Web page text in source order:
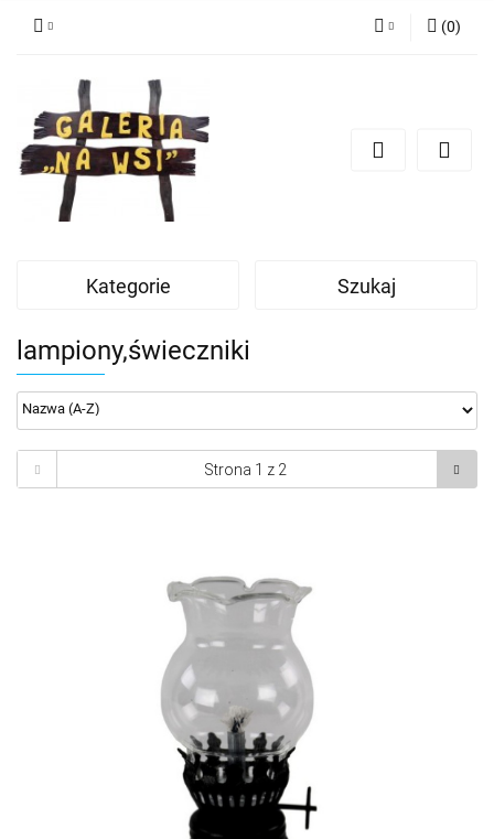
(0)
Kategorie Szukaj
lampiony,świeczniki